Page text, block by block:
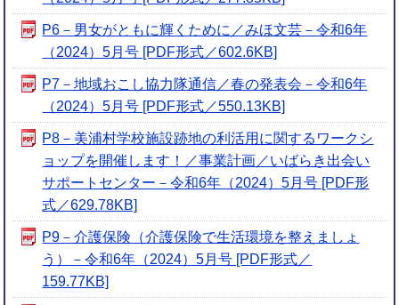
P6－男女がともに輝くために／みほ文芸－令和6年
（2024）5月号 [PDF形式／602.6KB]
P7－地域おこし協力隊通信／春の発表会－令和6年
（2024）5月号 [PDF形式／550.13KB]
P8－美浦村学校施設跡地の利活用に関するワークシ
ョップを開催します！／事業計画／いばらき出会い
サポートセンター－令和6年（2024）5月号 [PDF形
式／629.78KB]
P9－介護保険（介護保険で生活環境を整えましょ
う）－令和6年（2024）5月号 [PDF形式／
159.77KB]